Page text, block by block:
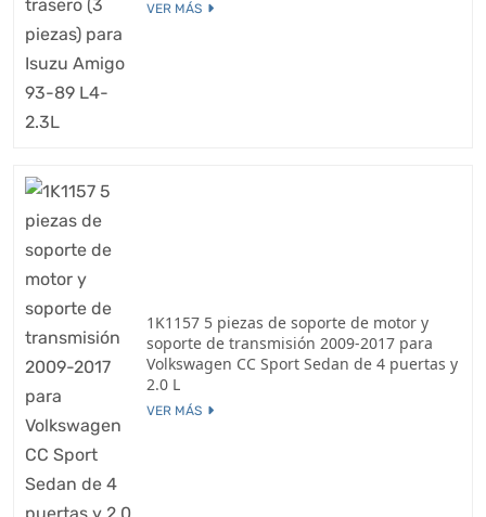
VER MÁS
1K1157 5 piezas de soporte de motor y
soporte de transmisión 2009-2017 para
Volkswagen CC Sport Sedan de 4 puertas y
2.0 L
VER MÁS